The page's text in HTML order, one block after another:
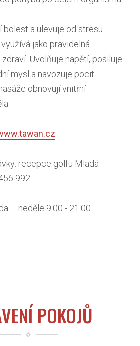
bolest a ulevuje od stresu.
jako pravidelná
Uvolňuje napětí, posiluje
mysl a navozuje pocit
obnovují vnitřní
recepce golfu Mladá
992
– neděle 9.00 - 21.00
POKOJŮ